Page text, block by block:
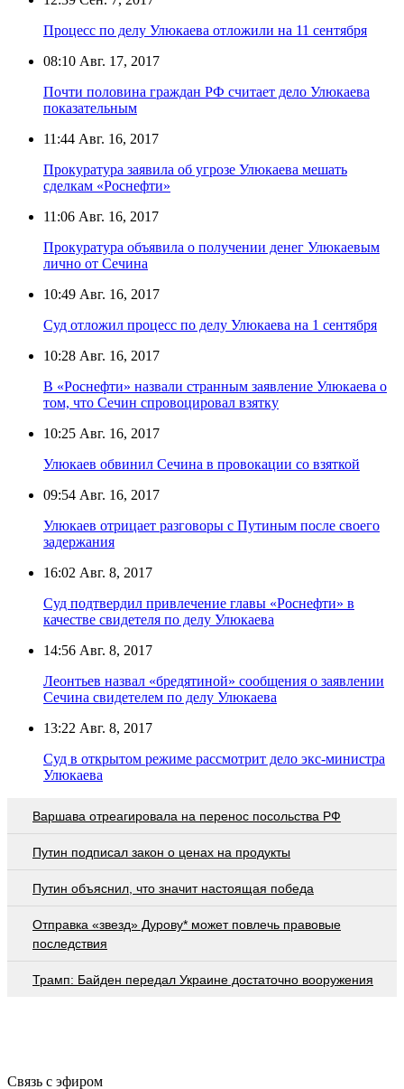
Процесс по делу Улюкаева отложили на 11 сентября
08:10 Авг. 17, 2017
Почти половина граждан РФ считает дело Улюкаева
показательным
11:44 Авг. 16, 2017
Прокуратура заявила об угрозе Улюкаева мешать
сделкам «Роснефти»
11:06 Авг. 16, 2017
Прокуратура объявила о получении денег Улюкаевым
лично от Сечина
10:49 Авг. 16, 2017
Суд отложил процесс по делу Улюкаева на 1 сентября
10:28 Авг. 16, 2017
В «Роснефти» назвали странным заявление Улюкаева о
том, что Сечин спровоцировал взятку
10:25 Авг. 16, 2017
Улюкаев обвинил Сечина в провокации со взяткой
09:54 Авг. 16, 2017
Улюкаев отрицает разговоры с Путиным после своего
задержания
16:02 Авг. 8, 2017
Суд подтвердил привлечение главы «Роснефти» в
качестве свидетеля по делу Улюкаева
14:56 Авг. 8, 2017
Леонтьев назвал «бредятиной» сообщения о заявлении
Сечина свидетелем по делу Улюкаева
13:22 Авг. 8, 2017
Суд в открытом режиме рассмотрит дело экс-министра
Улюкаева
Варшава отреагировала на перенос посольства РФ
Путин подписал закон о ценах на продукты
Путин объяснил, что значит настоящая победа
Отправка «звезд» Дурову* может повлечь правовые
последствия
Трамп: Байден передал Украине достаточно вооружения
Связь с эфиром